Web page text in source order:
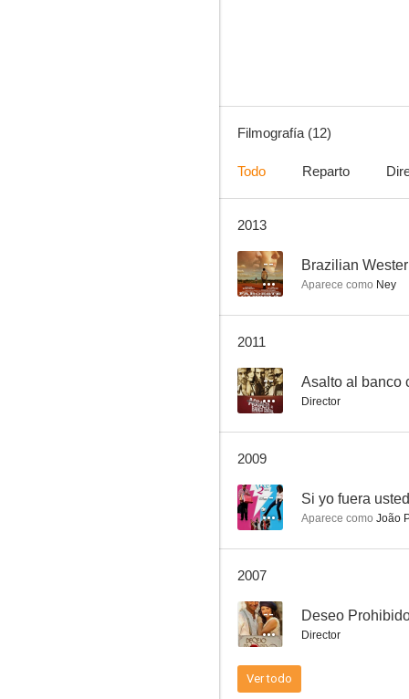
El beso del vampiro
--
Filmografía (12)
Todo Reparto
2013
-- Brazilian
Aparece como Ney
2011
-- Asalto al banco
Director
2009
-- Si yo fuera
Aparece como João
2007
-- Deseo
Director
Ver todo